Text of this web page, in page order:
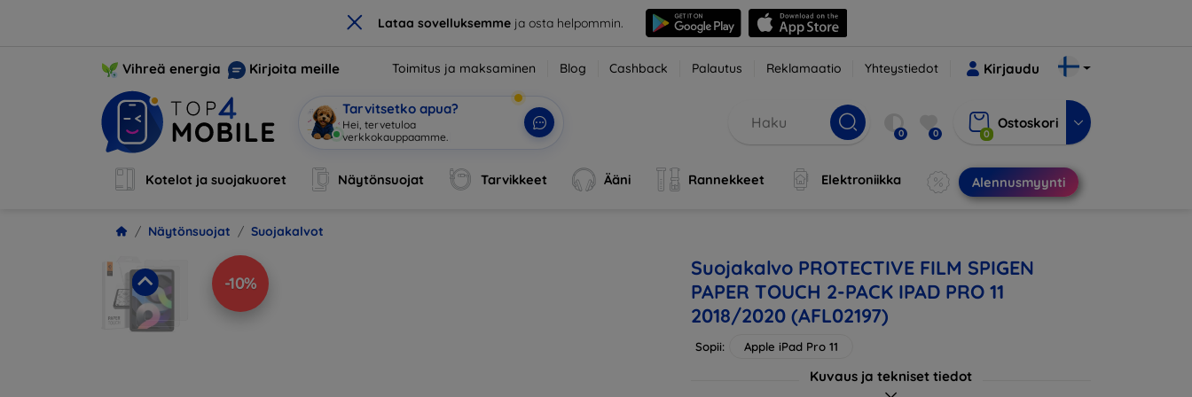
× Lataa sovelluksemmeja osta helpommin.
Vihreä energia Kirjoita meille Toimitus ja maksaminen Blog Cashback Palautus Reklamaatio Yhteystiedot Kirjaudu
Tarvitsetko apua?
Hei, tervetuloa
verkkokauppaamme.
0 0 0
Ostoskori
Kotelot ja suojakuoret Näytönsuojat Tarvikkeet Ääni Rannekkeet Elektroniikka Alennusmyynti
Näytönsuojat Suojakalvot
-10%
Suojakalvo PROTECTIVE FILM SPIGEN
PAPER TOUCH 2-PACK IPAD PRO 11
2018/2020 (AFL02197)
Sopii: Apple iPad Pro 11
Kuvaus ja tekniset tiedot